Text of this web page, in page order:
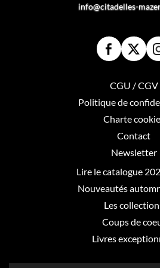
info@citadelles-
CGU / CGV
Politique de
Charte
Contact
Newsletter
Lire le catalogue
Nouveautés
Les
Coups de
Livres